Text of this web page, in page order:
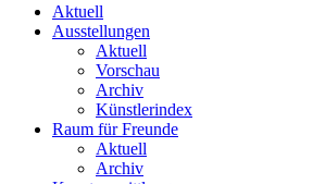
Aktuell
Ausstellungen
Aktuell
Vorschau
Archiv
Künstlerindex
Raum für Freunde
Aktuell
Archiv